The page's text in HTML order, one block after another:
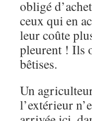
obligé
ceux qui en
leur coûte
pleurent ! Ils
bêtises.
Un
l’extérieur